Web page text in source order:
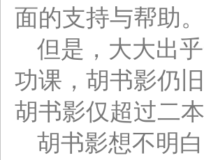
面的支持与帮助。
但是，大大出
功课，胡书影仍
胡书影仅超过二
胡书影想不明